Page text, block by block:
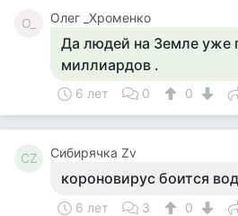
О_ Олег _Хроменко
Да людей на Земле уже
миллиардов .
6 лет 0 0
СZ Сибирячка Zv
короновирус боится
6 лет 3
0